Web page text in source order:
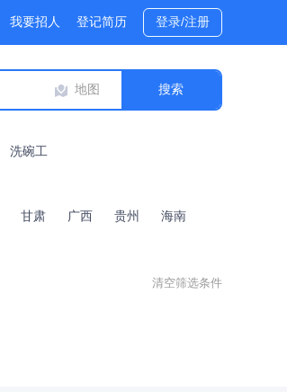
我要招人 登记简历 登录/注册
地图
洗碗工
甘肃 广西 贵州
海南
清空筛选条件